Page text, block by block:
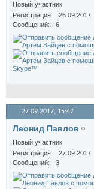
Новый участник
Регистрация
26.09.2017
Сообщений
6
27.09.2017, 15:47
Леонид Павлов
Новый участник
Регистрация
27.09.2017
Сообщений
3